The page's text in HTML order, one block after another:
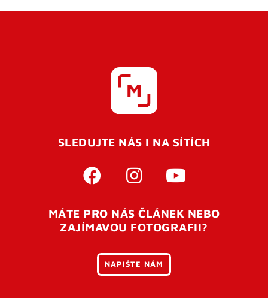
SLEDUJTE NÁS I NA SÍTÍCH
MÁTE PRO NÁS ČLÁNEK NEBO
ZAJÍMAVOU FOTOGRAFII?
NAPIŠTE NÁM